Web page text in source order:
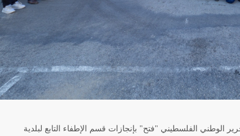
الوطني الفلسطيني "فتح" بإنجازات قسم الإطفاء التابع لبلدية